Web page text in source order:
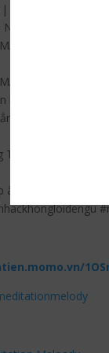
Thu Hút Giàu Có
BASU
BASU
hoặc 108 lần bất
định mối liên
Tara Norterma |
âm thanh có tác